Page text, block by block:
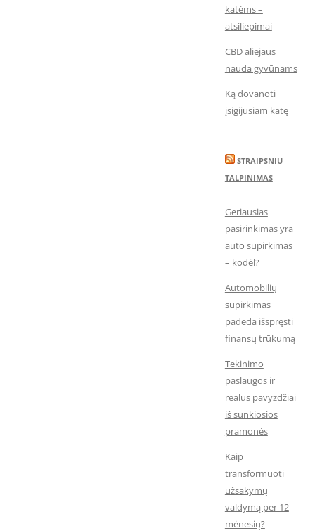
katėms –
atsiliepimai
CBD aliejaus
nauda gyvūnams
Ką dovanoti
įsigijusiam katę
STRAIPSNIU
TALPINIMAS
Geriausias
pasirinkimas yra
auto supirkimas
– kodėl?
Automobilių
supirkimas
padeda išspręsti
finansų trūkumą
Tekinimo
paslaugos ir
realūs pavyzdžiai
iš sunkiosios
pramonės
Kaip
transformuoti
užsakymų
valdymą per 12
mėnesių?